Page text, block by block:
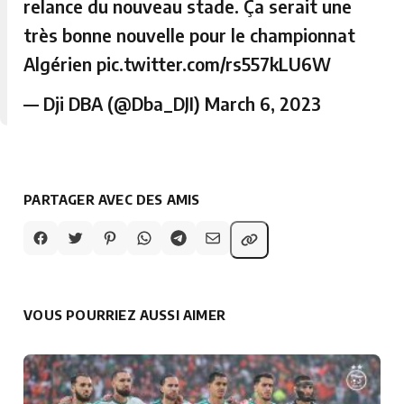
relance du nouveau stade. Ça serait une
très bonne nouvelle pour le championnat
Algérien pic.twitter.com/rs557kLU6W
— Dji DBA (@Dba_DJI) March 6, 2023
PARTAGER AVEC DES AMIS
VOUS POURRIEZ AUSSI AIMER